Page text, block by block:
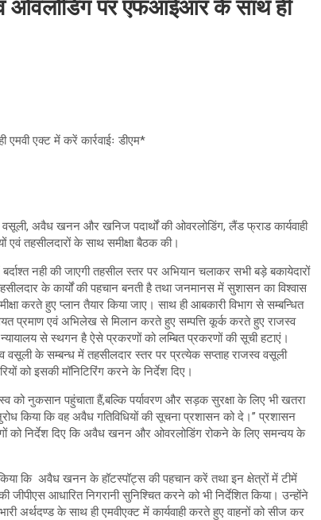
पर एफआईआर के साथ ही
एक्ट में करें कार्रवाईः डीएम*
अवैध खनन और खनिज पदार्थों की ओवरलोडिंग, लैंड फ्राड कार्यवाही
तहसीलदारों के साथ समीक्षा बैठक की।
नही की जाएगी तहसील स्तर पर अभियान चलाकर सभी बड़े बकायेदारों
के कार्यों की पहचान बनती है तथा जनमानस में सुशासन का विश्वास
करते हुए प्लान तैयार किया जाए। साथ ही आबकारी विभाग से सम्बन्धित
प्रमाण एवं अभिलेख से मिलान करते हुए सम्पत्ति कूर्क करते हुए राजस्व
न्यायालय से स्थगन है ऐसे प्रकरणों को लम्बित प्रकरणों की सूची हटाएं।
वसूली के सम्बन्ध में तहसीलदार स्तर पर प्रत्येक सप्ताह राजस्व वसूली
को इसकी मॉनिटिरिंग करने के निर्देश दिए।
नुकसान पहुंचाता हैं,बल्कि पर्यावरण और सड़क सुरक्षा के लिए भी खतरा
किया कि वह अवैध गतिविधियों की सूचना प्रशासन को दे।’’ प्रशासन
को निर्देश दिए कि अवैध खनन और ओवरलोडिंग रोकने के लिए समन्वय के
किया कि अवैध खनन के हॉटस्पॉट्स की पहचान करें तथा इन क्षेत्रों में टीमें
आधारित निगरानी सुनिश्चित करने को भी निर्देशित किया। उन्होंने
अर्थदण्ड के साथ ही एमवीएक्ट में कार्यवाही करते हुए वाहनों को सीज कर